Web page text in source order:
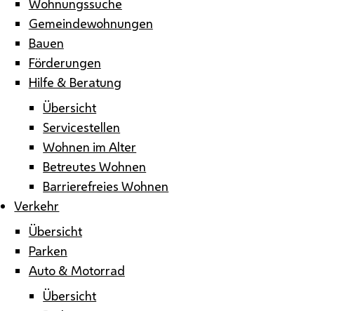
Gemeindewohnungen
Bauen
Förderungen
Hilfe & Beratung
Übersicht
Servicestellen
Wohnen im Alter
Betreutes Wohnen
Barrierefreies Wohnen
Verkehr
Übersicht
Parken
Auto & Motorrad
Übersicht